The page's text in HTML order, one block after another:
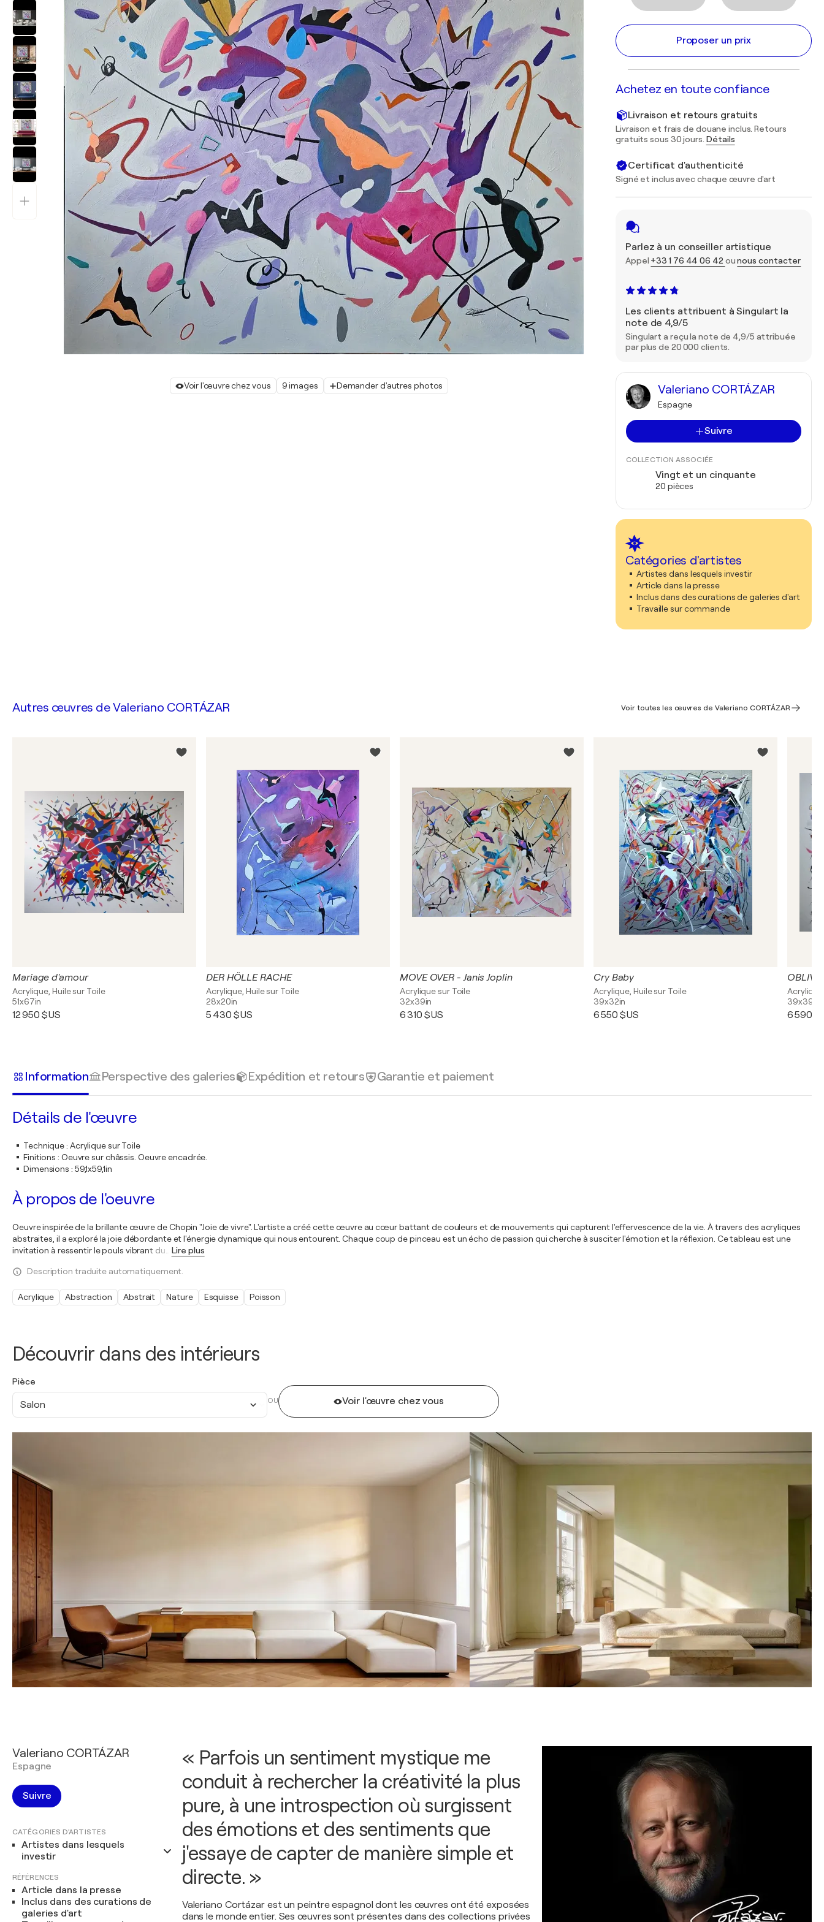
Voir l'œuvre chez vous 9 images Demander d'autres photos
Proposer un prix
Achetez en toute confiance
Livraison et retours gratuits
Livraison et frais de douane inclus. Retours
gratuits sous 30 jours. Détails
Certificat d'authenticité
Signé et inclus avec chaque œuvre d'art
Parlez à un conseiller artistique
Appel +33 1 76 44 06 42 ounous contacter
Les clients attribuent à Singulart la
note de 4,9/5
Singulart a reçu la note de 4,9/5 attribuée
par plus de 20 000 clients.
Valeriano CORTÁZAR
Espagne
Suivre
COLLECTION ASSOCIÉE
Vingt et un cinquante
20 pièces
Catégories d'artistes
Artistes dans lesquels investir
Article dans la presse
Inclus dans des curations de galeries d'art
Travaille sur commande
Découvrir dans des intérieurs
Pièce
Salon OU Voir l'œuvre chez vous
Autres œuvres deValeriano CORTÁZAR Voir toutes les œuvres de Valeriano CORTÁZAR
Mariage d'amour
Acrylique, Huile sur Toile
51x67in
12 950 $US
DER HÖLLE RACHE
Acrylique, Huile sur Toile
28x20in
5 430 $US
MOVE OVER - Janis Joplin
Acrylique sur Toile
32x39in
6 310 $US
Cry Baby
Acrylique, Huile sur Toile
39x32in
6 550 $US
39x39in
6 590
Information Perspective des galeries Expédition et retours Garantie et paiement
Détails de l'œuvre
Technique: Acrylique sur Toile
Finitions : Oeuvre sur châssis. Oeuvre encadrée.
Dimensions : 59,1x59,1in
À propos de l'oeuvre
Oeuvre inspirée de la brillante œuvre de Chopin "Joie de vivre". L'artiste a créé cette œuvre au cœur battant de couleurs et de mouvements qui capturent l'effervescence de la vie. À travers des acryliques
abstraites, il a exploré la joie débordante et l'énergie dynamique qui nous entourent. Chaque coup de pinceau est un écho de passion qui cherche à susciter l'émotion et la réflexion. Ce tableau est une
invitation à ressentir le pouls vibrant du
Lire plus
Description traduite automatiquement.
Acrylique Abstraction Abstrait Nature Esquisse Poisson
Valeriano CORTÁZAR
Espagne
Suivre
CATÉGORIES D'ARTISTES
Artistes dans lesquels
investir
RÉFÉRENCES
Article dans la presse
Inclus dans des curations de
galeries d'art
« Parfois un sentiment mystique me
conduit à rechercher la créativité la plus
pure, à une introspection où surgissent
des émotions et des sentiments que
j'essaye de capter de manière simple et
directe. »
Valeriano Cortázar est un peintre espagnol dont les œuvres ont été exposées
dans le monde entier. Ses œuvres sont présentes dans des collections privées